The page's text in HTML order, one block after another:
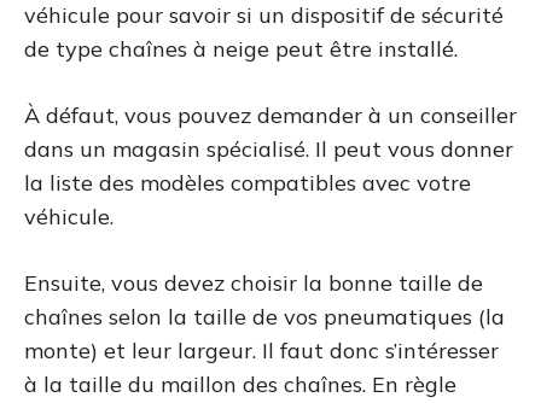
véhicule pour savoir si un dispositif de sécurité
de type chaînes à neige peut être installé.
À défaut, vous pouvez demander à un conseiller
dans un magasin spécialisé. Il peut vous donner
la liste des modèles compatibles avec votre
véhicule.
Ensuite, vous devez choisir la bonne taille de
chaînes selon la taille de vos pneumatiques (la
monte) et leur largeur. Il faut donc s’intéresser
à la taille du maillon des chaînes. En règle